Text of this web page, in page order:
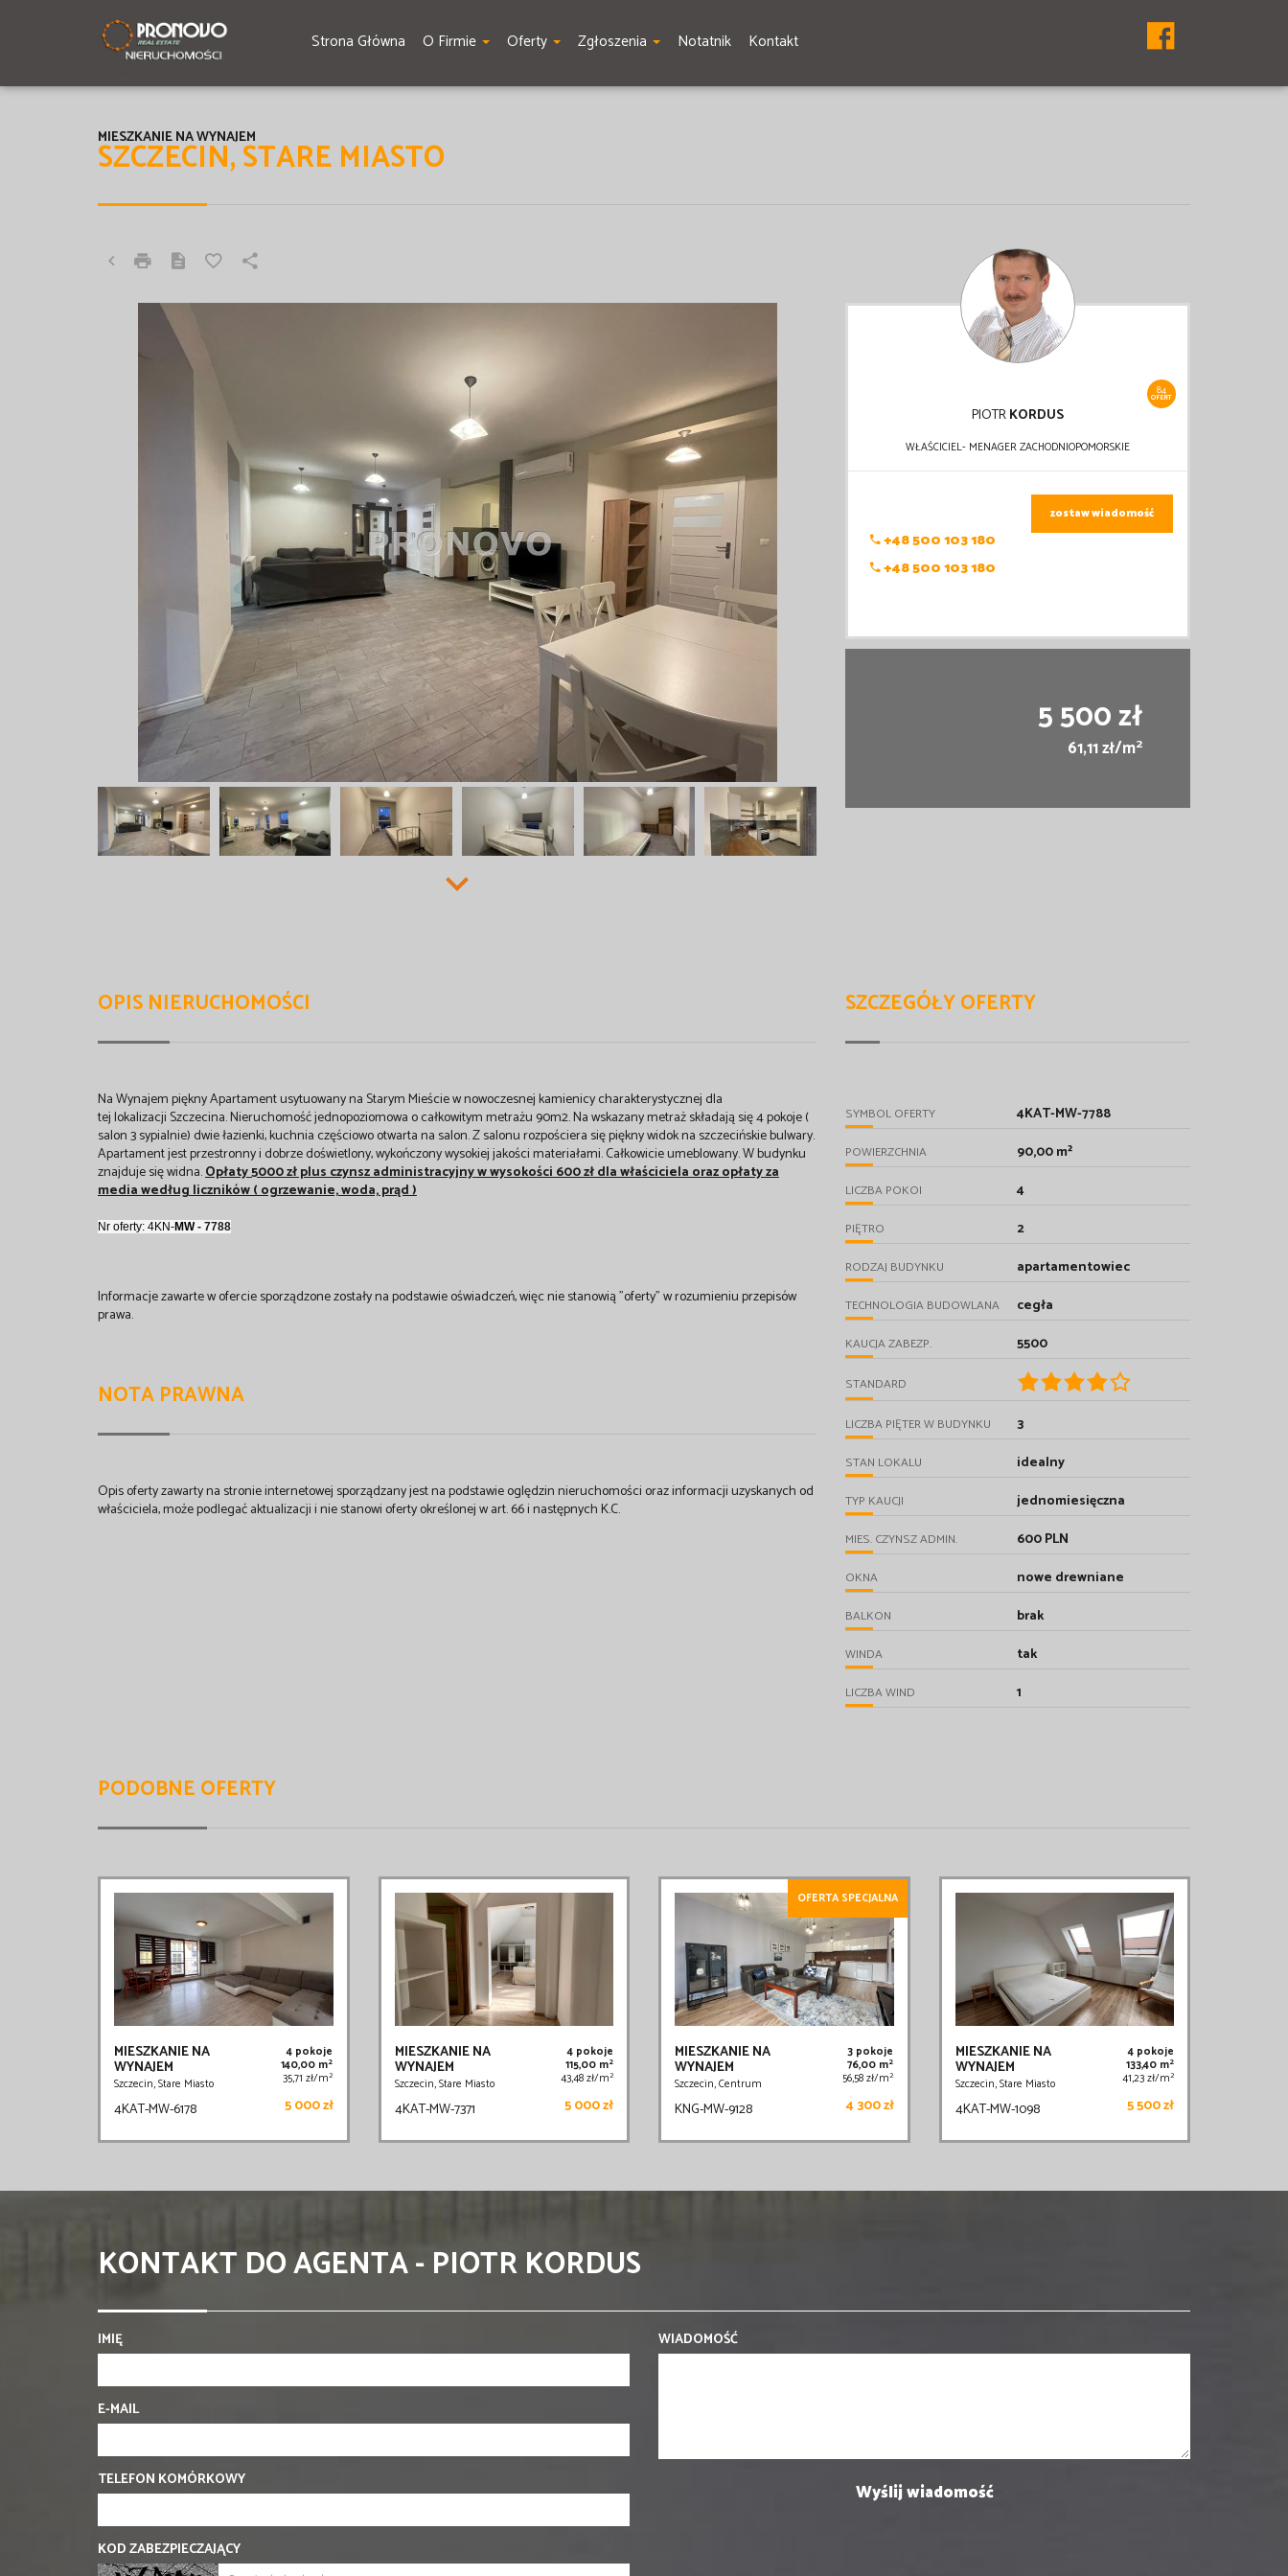
Strona Główna O Firmie Oferty Zgłoszenia Notatnik Kontakt
SZCZECIN, STARE MIASTO
MIESZKANIE NA WYNAJEM
84
OFERT
PIOTRKORDUS
WŁAŚCICIEL- MENAGER ZACHODNIOPOMORSKIE
+48 500 103 180
+48 500 103 180
zostaw wiadomość
5 500 zł
61,11 zł/m2
OPIS NIERUCHOMOŚCI
Na Wynajem piękny Apartament usytuowany na Starym Mieście w nowoczesnej kamienicy charakterystycznej dla
tej lokalizacji Szczecina. Nieruchomość jednopoziomowa o całkowitym metrażu 90m2. Na wskazany metraż składają się 4 pokoje (
salon 3 sypialnie) dwie łazienki, kuchnia częściowo otwarta na salon. Z salonu rozpościera się piękny widok na szczecińskie bulwary.
Apartament jest przestronny i dobrze doświetlony, wykończony wysokiej jakości materiałami. Całkowicie umeblowany. W budynku
znajduje się widna.Opłaty 5000 zł plus czynsz administracyjny w wysokości 600 zł dla właściciela oraz opłaty za
media według liczników ( ogrzewanie, woda, prąd )
Nr oferty: 4KN-MW - 7788
Informacje zawarte w ofercie sporządzone zostały na podstawie oświadczeń, więc nie stanowią "oferty" w rozumieniu przepisów
prawa.
NOTA PRAWNA
Opis oferty zawarty na stronie internetowej sporządzany jest na podstawie oględzin nieruchomości oraz informacji uzyskanych od
właściciela, może podlegać aktualizacji i nie stanowi oferty określonej w art. 66 i następnych K.C.
SZCZEGÓŁY OFERTY
SYMBOL OFERTY 4KAT-MW-7788
POWIERZCHNIA 90,00 m²
LICZBA POKOI 4
PIĘTRO 2
RODZAJ BUDYNKU apartamentowiec
TECHNOLOGIA BUDOWLANA cegła
KAUCJA ZABEZP. 5500
STANDARD
LICZBA PIĘTER W BUDYNKU 3
STAN LOKALU idealny
TYP KAUCJI jednomiesięczna
MIES. CZYNSZ ADMIN. 600 PLN
OKNA nowe drewniane
BALKON brak
WINDA tak
LICZBA WIND 1
PODOBNE OFERTY
MIESZKANIE NA
WYNAJEM
Szczecin, Stare Miasto
4 pokoje
140,00 m2
35,71 zł/m2
4KAT-MW-6178 5 000 zł
MIESZKANIE NA
WYNAJEM
Szczecin, Stare Miasto
4 pokoje
115,00 m2
43,48 zł/m2
4KAT-MW-7371 5 000 zł
OFERTA SPECJALNA
MIESZKANIE NA
WYNAJEM
Szczecin, Centrum
3 pokoje
76,00 m2
56,58 zł/m2
KNG-MW-9128 4 300 zł
MIESZKANIE NA
WYNAJEM
Szczecin, Stare Miasto
4 pokoje
133,40 m2
41,23 zł/m2
4KAT-MW-1098 5 500 zł
KONTAKT DO AGENTA - PIOTR KORDUS
IMIĘ
E-MAIL
TELEFON KOMÓRKOWY
KOD ZABEZPIECZAJĄCY
WIADOMOŚĆ